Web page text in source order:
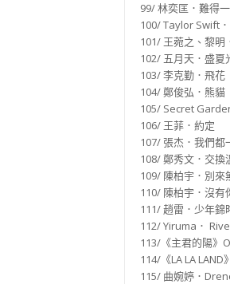
99/ 林奕匡．難得
100/Taylor Swift
101/ 王菀之、黎明
102/ 五月天．盛夏
103/ 李克勤．飛花
104/ 鄭俊弘．熊貓
105/ Secret
106/ 王菲．約定
107/ 張杰．我們都
108/ 鄭秀文．交換
109/ 陳柏宇．別來
110/ 陳柏宇．沒有
111/ 趙雷．少年錦
112/ Yiruma．
113/《主君的陽》
114/《LA LA
115/ 曲婉婷．